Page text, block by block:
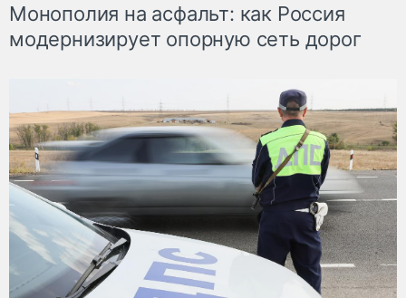
Монополия на асфальт: как Россия
модернизирует опорную сеть дорог